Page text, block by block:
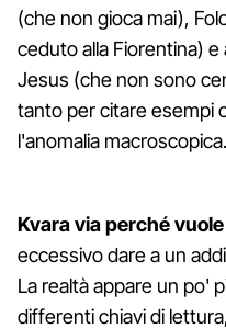
(che non gioca mai),
ceduto alla Fiorentina)
Jesus (che non sono
tanto per citare esempi
l'anomalia macroscopica.
Kvara via perché
eccessivo dare a un
La realtà appare un po'
differenti chiavi di